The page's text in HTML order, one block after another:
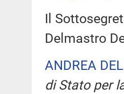
Il
Delmastro
ANDREA
di Stato per